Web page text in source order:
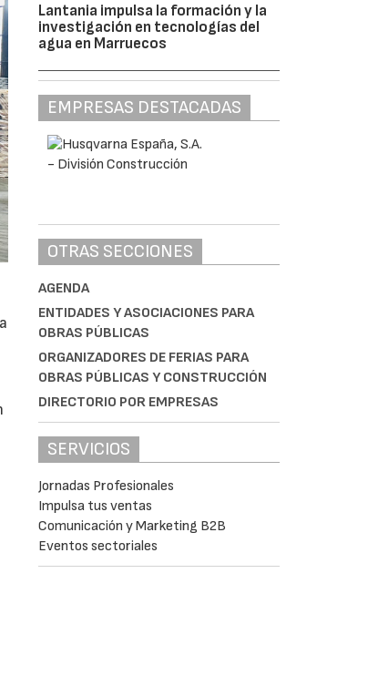
Lantania impulsa la formación y la
investigación en tecnologías del
agua en Marruecos
EMPRESAS DESTACADAS
OTRAS SECCIONES
AGENDA
ENTIDADES Y ASOCIACIONES PARA
OBRAS PÚBLICAS
ORGANIZADORES DE FERIAS PARA
OBRAS PÚBLICAS Y CONSTRUCCIÓN
DIRECTORIO POR EMPRESAS
SERVICIOS
Jornadas Profesionales
Impulsa tus ventas
Comunicación y Marketing B2B
Eventos sectoriales